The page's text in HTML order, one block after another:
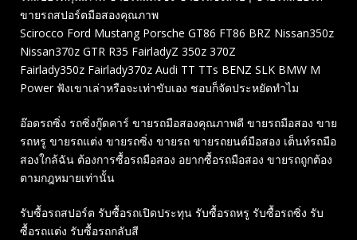
ขายรถสปอร์ตมือสองคุณภาพ
Scirocco Ford Mustang Porsche GT86 FT86 BRZ Nissan350z
Nissan370z GTR R35 FairladyZ 350z 370Z
Fairlady350z Fairlady370z Audi TT TTs BENZ SLK BMW M
Power ฟังเขาเล่าหรือจะเท่าขับเอง ชอบก็จัดประหยัดทำไม
อ๊อดรถซิ่ง รถซิ่งกู๊ดคาร์ ขายรถมือสองคุณภาพดี ขายรถมือสอง ขาย
รถหรู ขายรถแต่ง ขายรถซิ่ง ขายรถ ขายรถยนต์มือสอง เต็นท์รถมือ
สองใกล้ฉัน ต้องการซื้อรถมือสอง อยากซื้อรถมือสอง ขายรถถูกต้อง
ตามกฎหมายเท่านั้น
รับซื้อรถสปอร์ต รับซื้อรถเปิดประทุน รับซื้อรถหรู รับซื้อรถซิ่ง รับ
ซื้อรถแต่ง รับซื้อรถกลับสี